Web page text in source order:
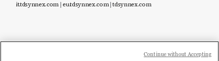
it.tdsynnex.com|eu.tdsynnex.com|tdsynnex.com
Continue without Accepting